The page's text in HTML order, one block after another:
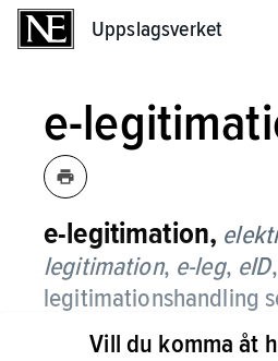
Uppslagsverket
e-
e-legitimation,
legitimation, e-leg, eID,
legitimationshandling
säker identifiering på
Vill du komma åt